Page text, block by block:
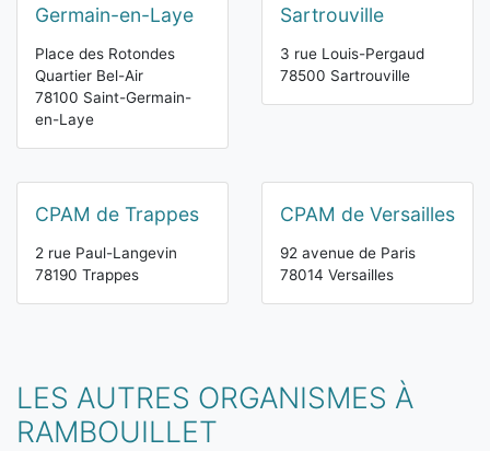
Germain-en-Laye
Place des Rotondes
Quartier Bel-Air
78100 Saint-Germain-
en-Laye
Sartrouville
3 rue Louis-Pergaud
78500 Sartrouville
CPAM de Trappes
2 rue Paul-Langevin
78190 Trappes
CPAM de Versailles
92 avenue de Paris
78014 Versailles
LES AUTRES ORGANISMES À
RAMBOUILLET